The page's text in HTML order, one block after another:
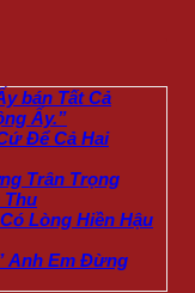
bán Tất Cả
Ấy.”
Để Cả Hai
Trân Trọng
Thu
Lòng Hiền Hậu
Anh Em Đừng